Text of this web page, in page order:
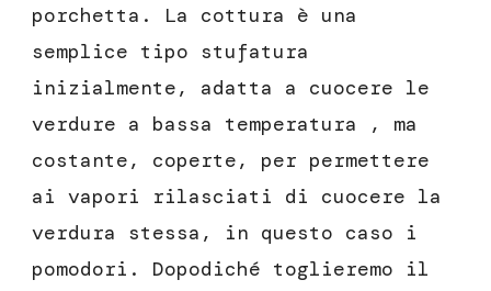
porchetta. La cottura è una
semplice tipo stufatura
inizialmente, adatta a cuocere le
verdure a bassa temperatura , ma
costante, coperte, per permettere
ai vapori rilasciati di cuocere la
verdura stessa, in questo caso i
pomodori. Dopodiché toglieremo il